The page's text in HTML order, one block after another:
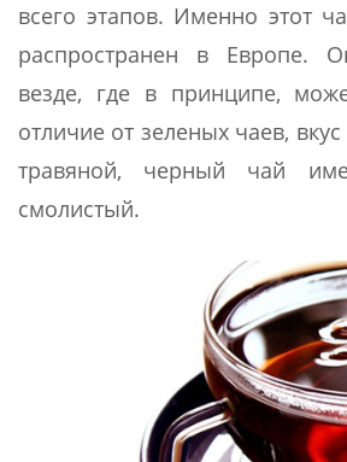
всего этапов. Именно этот
распространен в Европе.
везде, где в принципе,
отличие от зеленых чаев,
травяной, черный чай
смолистый.